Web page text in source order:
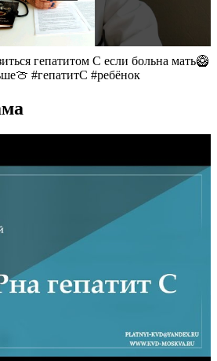
гепатитом С если больна мать🥝
#гепатитC #ребёнок